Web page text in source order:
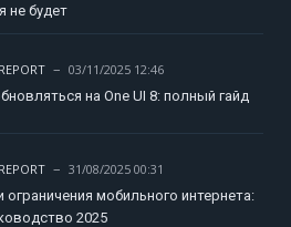
не будет
03/11/2025 12:46
на One UI 8: полный гайд
31/08/2025 00:31
ограничения мобильного интернета:
2025